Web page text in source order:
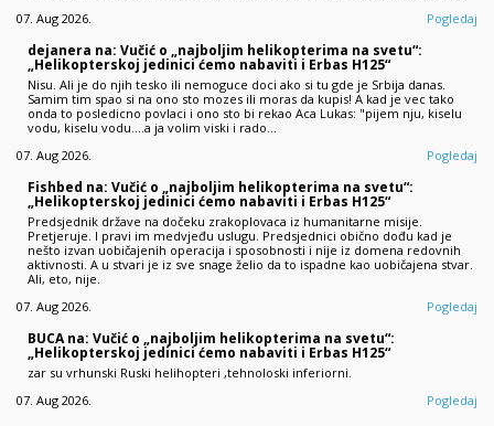
07. Aug 2026.
Pogledaj
dejanera na: Vučić o „najboljim helikopterima na svetu“:
„Helikopterskoj jedinici ćemo nabaviti i Erbas H125“
Nisu. Ali je do njih tesko ili nemoguce doci ako si tu gde je Srbija danas.
Samim tim spao si na ono sto mozes ili moras da kupis! A kad je vec tako
onda to posledicno povlaci i ono sto bi rekao Aca Lukas: "pijem nju, kiselu
vodu, kiselu vodu....a ja volim viski i rado…
07. Aug 2026.
Pogledaj
Fishbed na: Vučić o „najboljim helikopterima na svetu“:
„Helikopterskoj jedinici ćemo nabaviti i Erbas H125“
Predsjednik države na dočeku zrakoplovaca iz humanitarne misije.
Pretjeruje. I pravi im medvjeđu uslugu. Predsjednici obično dođu kad je
nešto izvan uobičajenih operacija i sposobnosti i nije iz domena redovnih
aktivnosti. A u stvari je iz sve snage želio da to ispadne kao uobičajena stvar.
Ali, eto, nije.
07. Aug 2026.
Pogledaj
BUCA na: Vučić o „najboljim helikopterima na svetu“:
„Helikopterskoj jedinici ćemo nabaviti i Erbas H125“
zar su vrhunski Ruski helihopteri ,tehnoloski inferiorni.
07. Aug 2026.
Pogledaj